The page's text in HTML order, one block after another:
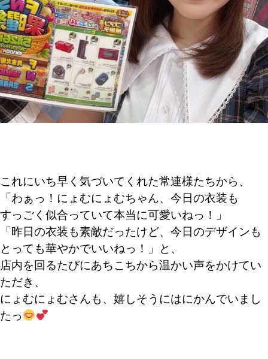
これにいち早く気づいてくれた常連様たちから、
「わぁっ！にょむにょむちゃん、今日の衣装も
すっごく似合っていて本当に可愛いねっ！」
「昨日の衣装も素敵だったけど、今日のデザインも
とっても華やかでいいねっ！」と、
店内を回るたびにあちこちから温かい声をかけてい
ただき、
にょむにょむさんも、嬉しそうにはにかんでいまし
たっ